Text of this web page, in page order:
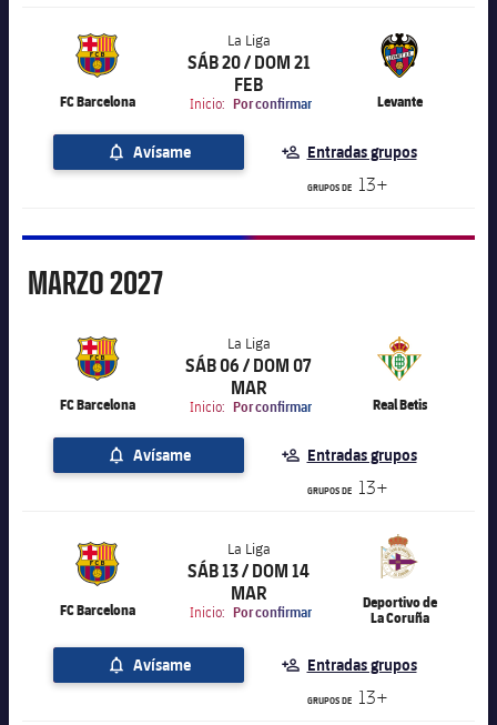
FC Barcelona
La Liga
La Liga
SÁB 20 / DOM 21
FEB
Inicio: Por confirmar Levante
label.aria.chevronright
Avísame Entradas grupos
GRUPOS DE 13+
Marzo
MARZO2027
FC Barcelona
La Liga
La Liga
SÁB 06 / DOM 07
MAR
Inicio: Por confirmar Real Betis
label.aria.chevronright
Avísame Entradas grupos
GRUPOS DE 13+
FC Barcelona
La Liga
La Liga
SÁB 13 / DOM 14
MAR
Inicio: Por confirmar
Deportivo de
La Coruña
label.aria.chevronright
Avísame Entradas grupos
GRUPOS DE 13+